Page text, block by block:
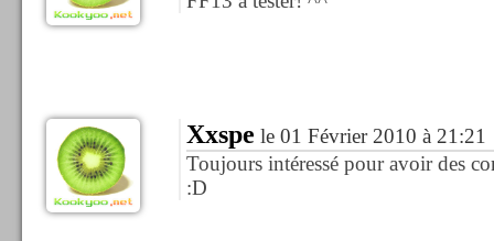
Xxspe le 01 Février 2010 à 21:21
Toujours intéressé pour avoir des
:D